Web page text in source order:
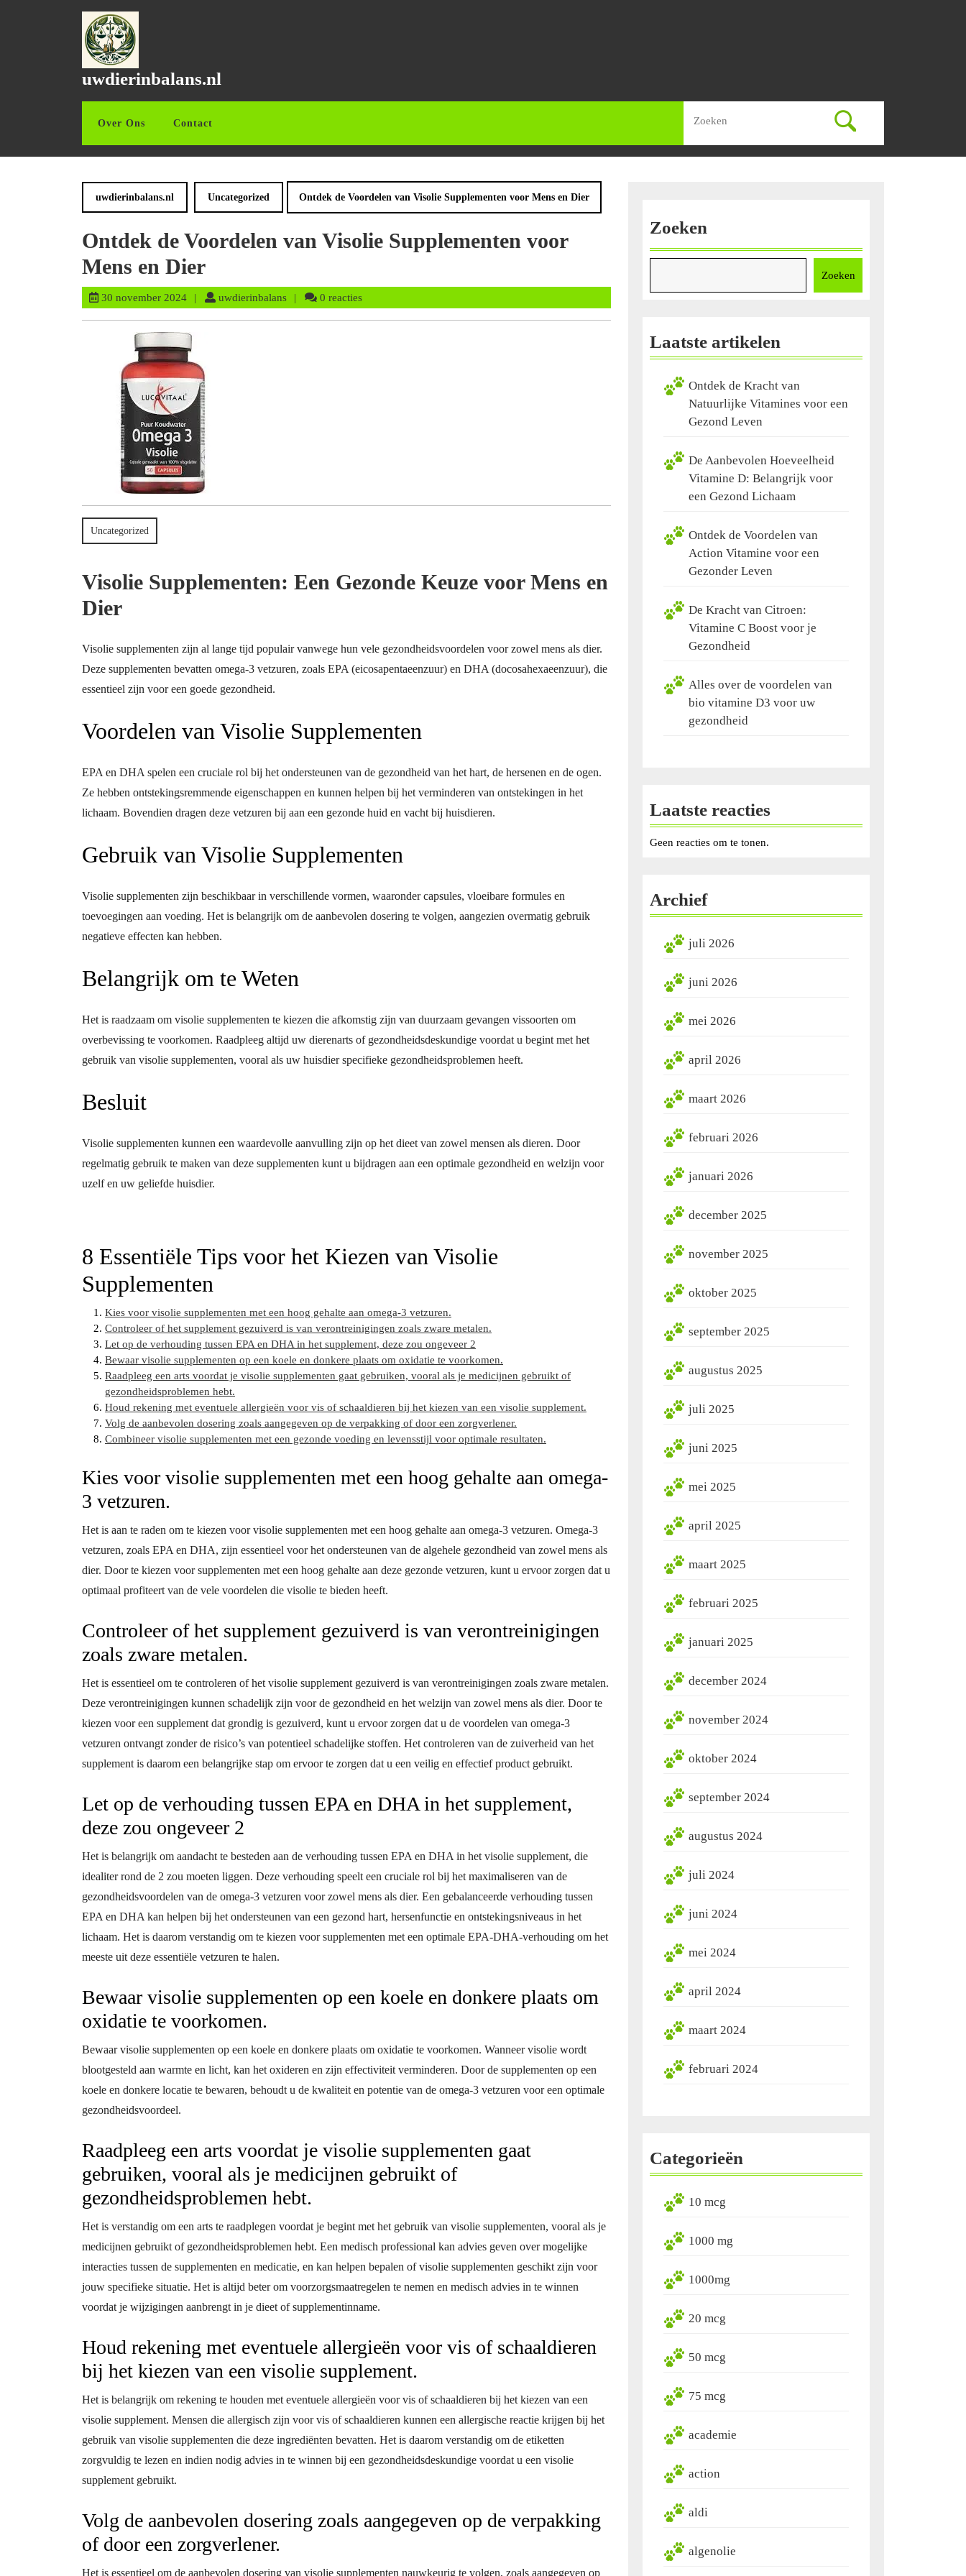
uwdierinbalans.nl
Over Ons Contact
naar:
uwdierinbalans.nl Uncategorized Ontdek de Voordelen van Visolie Supplementen voor Mens en Dier
Ontdek de Voordelen van Visolie Supplementen voor
Mens en Dier
30 november 202430
uwdierinbalansuwdierinbalans
0 reacties
Uncategorized
Visolie Supplementen: Een Gezonde Keuze voor Mens en
Dier
Visolie supplementen zijn al lange tijd populair vanwege hun vele gezondheidsvoordelen voor zowel mens als dier.
Deze supplementen bevatten omega-3 vetzuren, zoals EPA (eicosapentaeenzuur) en DHA (docosahexaeenzuur), die
essentieel zijn voor een goede gezondheid.
Voordelen van Visolie Supplementen
EPA en DHA spelen een cruciale rol bij het ondersteunen van de gezondheid van het hart, de hersenen en de ogen.
Ze hebben ontstekingsremmende eigenschappen en kunnen helpen bij het verminderen van ontstekingen in het
lichaam. Bovendien dragen deze vetzuren bij aan een gezonde huid en vacht bij huisdieren.
Gebruik van Visolie Supplementen
Visolie supplementen zijn beschikbaar in verschillende vormen, waaronder capsules, vloeibare formules en
toevoegingen aan voeding. Het is belangrijk om de aanbevolen dosering te volgen, aangezien overmatig gebruik
negatieve effecten kan hebben.
Belangrijk om te Weten
Het is raadzaam om visolie supplementen te kiezen die afkomstig zijn van duurzaam gevangen vissoorten om
overbevissing te voorkomen. Raadpleeg altijd uw dierenarts of gezondheidsdeskundige voordat u begint met het
gebruik van visolie supplementen, vooral als uw huisdier specifieke gezondheidsproblemen heeft.
Besluit
Visolie supplementen kunnen een waardevolle aanvulling zijn op het dieet van zowel mensen als dieren. Door
regelmatig gebruik te maken van deze supplementen kunt u bijdragen aan een optimale gezondheid en welzijn voor
uzelf en uw geliefde huisdier.
8 Essentiële Tips voor het Kiezen van Visolie
Supplementen
Kies voor visolie supplementen met een hoog gehalte aan omega-3 vetzuren.
Controleer of het supplement gezuiverd is van verontreinigingen zoals zware metalen.
Let op de verhouding tussen EPA en DHA in het supplement, deze zou ongeveer 2
Bewaar visolie supplementen op een koele en donkere plaats om oxidatie te voorkomen.
Raadpleeg een arts voordat je visolie supplementen gaat gebruiken, vooral als je medicijnen gebruikt of
gezondheidsproblemen hebt.
Houd rekening met eventuele allergieën voor vis of schaaldieren bij het kiezen van een visolie supplement.
Volg de aanbevolen dosering zoals aangegeven op de verpakking of door een zorgverlener.
Combineer visolie supplementen met een gezonde voeding en levensstijl voor optimale resultaten.
Kies voor visolie supplementen met een hoog gehalte aan omega-
3 vetzuren.
Het is aan te raden om te kiezen voor visolie supplementen met een hoog gehalte aan omega-3 vetzuren. Omega-3
vetzuren, zoals EPA en DHA, zijn essentieel voor het ondersteunen van de algehele gezondheid van zowel mens als
dier. Door te kiezen voor supplementen met een hoog gehalte aan deze gezonde vetzuren, kunt u ervoor zorgen dat u
optimaal profiteert van de vele voordelen die visolie te bieden heeft.
Controleer of het supplement gezuiverd is van verontreinigingen
zoals zware metalen.
Het is essentieel om te controleren of het visolie supplement gezuiverd is van verontreinigingen zoals zware metalen.
Deze verontreinigingen kunnen schadelijk zijn voor de gezondheid en het welzijn van zowel mens als dier. Door te
kiezen voor een supplement dat grondig is gezuiverd, kunt u ervoor zorgen dat u de voordelen van omega-3
vetzuren ontvangt zonder de risico’s van potentieel schadelijke stoffen. Het controleren van de zuiverheid van het
supplement is daarom een belangrijke stap om ervoor te zorgen dat u een veilig en effectief product gebruikt.
Let op de verhouding tussen EPA en DHA in het supplement,
deze zou ongeveer 2
Het is belangrijk om aandacht te besteden aan de verhouding tussen EPA en DHA in het visolie supplement, die
idealiter rond de 2 zou moeten liggen. Deze verhouding speelt een cruciale rol bij het maximaliseren van de
gezondheidsvoordelen van de omega-3 vetzuren voor zowel mens als dier. Een gebalanceerde verhouding tussen
EPA en DHA kan helpen bij het ondersteunen van een gezond hart, hersenfunctie en ontstekingsniveaus in het
lichaam. Het is daarom verstandig om te kiezen voor supplementen met een optimale EPA-DHA-verhouding om het
meeste uit deze essentiële vetzuren te halen.
Bewaar visolie supplementen op een koele en donkere plaats om
oxidatie te voorkomen.
Bewaar visolie supplementen op een koele en donkere plaats om oxidatie te voorkomen. Wanneer visolie wordt
blootgesteld aan warmte en licht, kan het oxideren en zijn effectiviteit verminderen. Door de supplementen op een
koele en donkere locatie te bewaren, behoudt u de kwaliteit en potentie van de omega-3 vetzuren voor een optimale
gezondheidsvoordeel.
Raadpleeg een arts voordat je visolie supplementen gaat
gebruiken, vooral als je medicijnen gebruikt of
gezondheidsproblemen hebt.
Het is verstandig om een arts te raadplegen voordat je begint met het gebruik van visolie supplementen, vooral als je
medicijnen gebruikt of gezondheidsproblemen hebt. Een medisch professional kan advies geven over mogelijke
interacties tussen de supplementen en medicatie, en kan helpen bepalen of visolie supplementen geschikt zijn voor
jouw specifieke situatie. Het is altijd beter om voorzorgsmaatregelen te nemen en medisch advies in te winnen
voordat je wijzigingen aanbrengt in je dieet of supplementinname.
Houd rekening met eventuele allergieën voor vis of schaaldieren
bij het kiezen van een visolie supplement.
Het is belangrijk om rekening te houden met eventuele allergieën voor vis of schaaldieren bij het kiezen van een
visolie supplement. Mensen die allergisch zijn voor vis of schaaldieren kunnen een allergische reactie krijgen bij het
gebruik van visolie supplementen die deze ingrediënten bevatten. Het is daarom verstandig om de etiketten
zorgvuldig te lezen en indien nodig advies in te winnen bij een gezondheidsdeskundige voordat u een visolie
supplement gebruikt.
Volg de aanbevolen dosering zoals aangegeven op de verpakking
of door een zorgverlener.
Het is essentieel om de aanbevolen dosering van visolie supplementen nauwkeurig te volgen, zoals aangegeven op
Zoeken
Zoeken
Laatste artikelen
Ontdek de Kracht van
Natuurlijke Vitamines voor een
Gezond Leven
De Aanbevolen Hoeveelheid
Vitamine D: Belangrijk voor
een Gezond Lichaam
Ontdek de Voordelen van
Action Vitamine voor een
Gezonder Leven
De Kracht van Citroen:
Vitamine C Boost voor je
Gezondheid
Alles over de voordelen van
bio vitamine D3 voor uw
gezondheid
Laatste reacties
Geen reacties om te tonen.
Archief
juli 2026
juni 2026
mei 2026
april 2026
maart 2026
februari 2026
januari 2026
december 2025
november 2025
oktober 2025
september 2025
augustus 2025
juli 2025
juni 2025
mei 2025
april 2025
maart 2025
februari 2025
januari 2025
december 2024
november 2024
oktober 2024
september 2024
augustus 2024
juli 2024
juni 2024
mei 2024
april 2024
maart 2024
februari 2024
Categorieën
10 mcg
1000 mg
1000mg
20 mcg
50 mcg
75 mcg
academie
action
aldi
algenolie